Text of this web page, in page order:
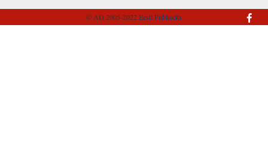
© AD 2005-2022Eesti Piibliselts